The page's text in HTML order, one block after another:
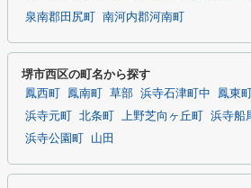
泉南郡田尻町
南河内郡河南町
堺市西区の町名から探す
鳳西町 鳳南町 草部 浜寺石津町中 鳳東町
浜寺元町
北条町 上野芝向ヶ丘町 浜寺船
浜寺公園町
山田